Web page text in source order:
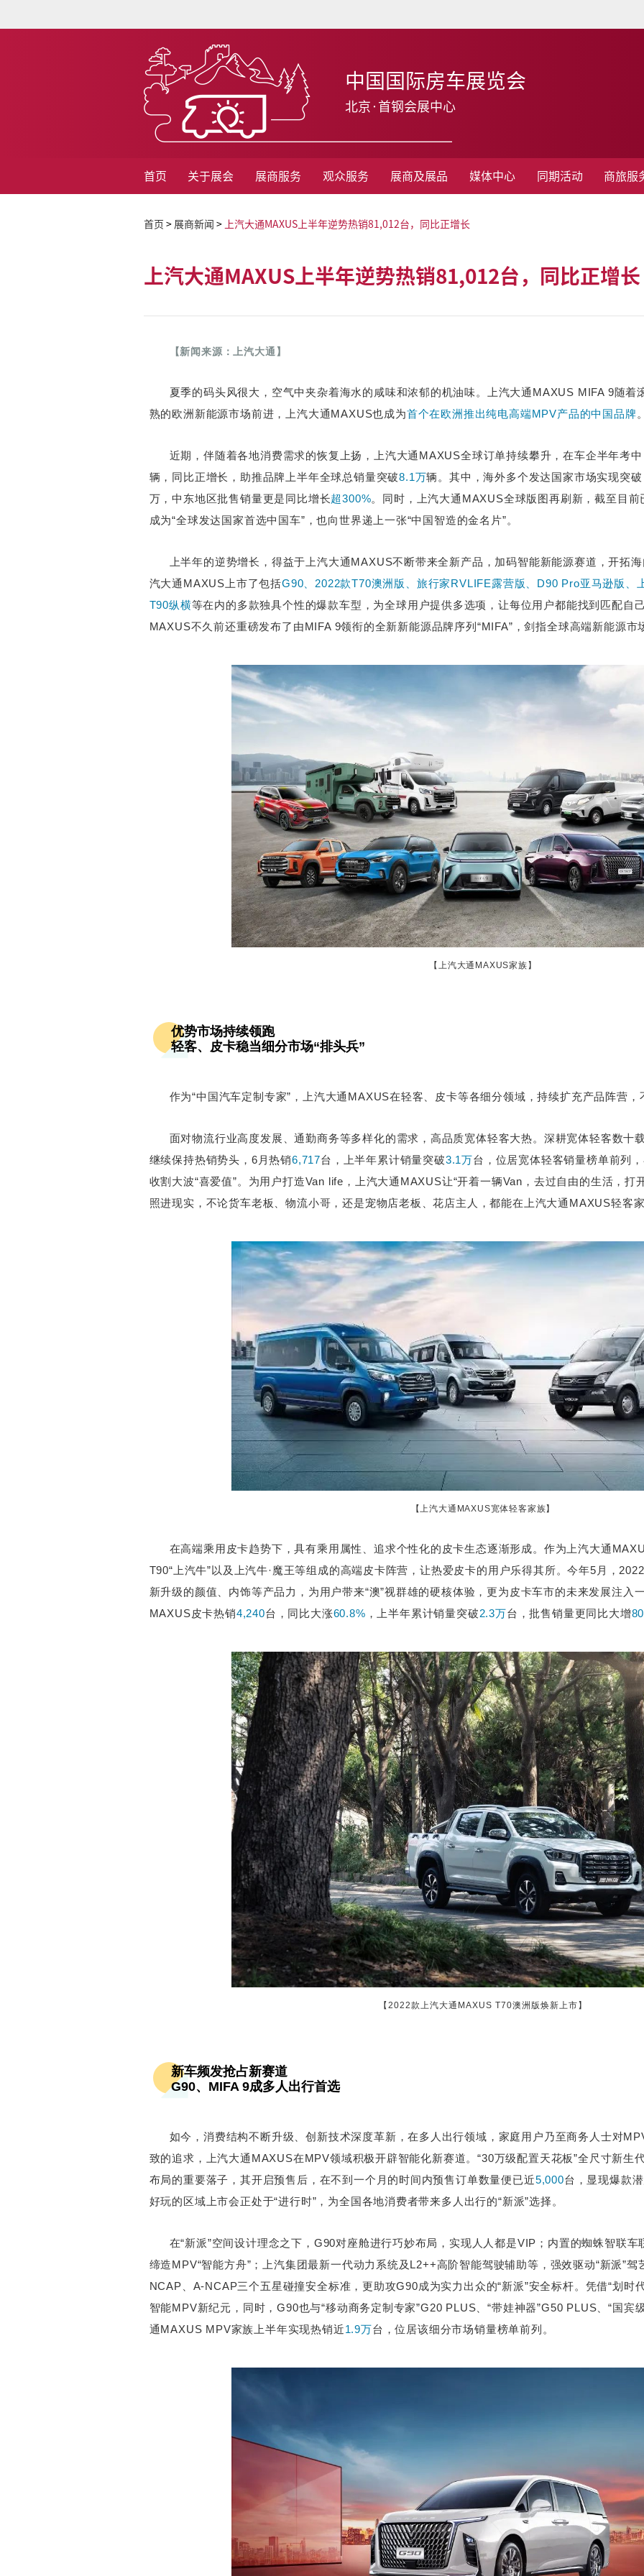
中国国际房车展览会
北京·首钢会展中心
首页 关于展会 展商服务 观众服务 展商及展品 媒体中心 同期活动 商旅服
首页 > 展商新闻 > 上汽大通MAXUS上半年逆势热销81,012台，同比正增长
上汽大通MAXUS上半年逆势热销81,012台，同比正增长
【新闻来源：上汽大通】
夏季的码头风很大，空气中夹杂着海水的咸味和浓郁的机油味。上汽大通MAXUS MIFA 9随着
熟的欧洲新能源市场前进，上汽大通MAXUS也成为首个在欧洲推出纯电高端MPV产品的中国品牌
近期，伴随着各地消费需求的恢复上扬，上汽大通MAXUS全球订单持续攀升，在车企半年考
辆，同比正增长，助推品牌上半年全球总销量突破8.1万辆。其中，海外多个发达国家市场实现突
万，中东地区批售销量更是同比增长超300%。同时，上汽大通MAXUS全球版图再刷新，截至目前
成为“全球发达国家首选中国车”，也向世界递上一张“中国智造的金名片”。
上半年的逆势增长，得益于上汽大通MAXUS不断带来全新产品，加码智能新能源赛道，开拓
汽大通MAXUS上市了包括G90、2022款T70澳洲版、旅行家RVLIFE露营版、D90 Pro亚马逊版、
T90纵横等在内的多款独具个性的爆款车型，为全球用户提供多选项，让每位用户都能找到匹配自
MAXUS不久前还重磅发布了由MIFA 9领衔的全新新能源品牌序列“MIFA”，剑指全球高端新能源市
【上汽大通MAXUS家族】
优势市场持续领跑
轻客、皮卡稳当细分市场“排头兵”
作为“中国汽车定制专家”，上汽大通MAXUS在轻客、皮卡等各细分领域，持续扩充产品阵营
面对物流行业高度发展、通勤商务等多样化的需求，高品质宽体轻客大热。深耕宽体轻客数十
继续保持热销势头，6月热销6,717台，上半年累计销量突破3.1万台，位居宽体轻客销量榜单前列
收割大波“喜爱值”。为用户打造Van life，上汽大通MAXUS让“开着一辆Van，去过自由的生活，打
照进现实，不论货车老板、物流小哥，还是宠物店老板、花店主人，都能在上汽大通MAXUS轻客
【上汽大通MAXUS宽体轻客家族】
在高端乘用皮卡趋势下，具有乘用属性、追求个性化的皮卡生态逐渐形成。作为上汽大通
T90“上汽牛”以及上汽牛·魔王等组成的高端皮卡阵营，让热爱皮卡的用户乐得其所。今年5月，
新升级的颜值、内饰等产品力，为用户带来“澳”视群雄的硬核体验，更为皮卡车市的未来发展注入
MAXUS皮卡热销4,240台，同比大涨60.8% ，上半年累计销量突破2.3万台，批售销量更同比大增
【2022款上汽大通MAXUS T70澳洲版焕新上市】
新车频发抢占新赛道
G90、MIFA 9成多人出行首选
如今，消费结构不断升级、创新技术深度革新，在多人出行领域，家庭用户乃至商务人士对
致的追求，上汽大通MAXUS在MPV领域积极开辟智能化新赛道。“30万级配置天花板”全尺寸新生
布局的重要落子，其开启预售后，在不到一个月的时间内预售订单数量便已近5,000台，显现爆款
好玩的区域上市会正处于“进行时”，为全国各地消费者带来多人出行的“新派”选择。
在“新派”空间设计理念之下，G90对座舱进行巧妙布局，实现人人都是VIP；内置的蜘蛛智联车
缔造MPV“智能方舟”；上汽集团最新一代动力系统及L2++高阶智能驾驶辅助等，强效驱动“新派”
NCAP、A-NCAP三个五星碰撞安全标准，更助攻G90成为实力出众的“新派”安全标杆。凭借“划时
智能MPV新纪元，同时，G90也与“移动商务定制专家”G20 PLUS、“带娃神器”G50 PLUS、“国宾
通MAXUS MPV家族上半年实现热销近1.9万台，位居该细分市场销量榜单前列。